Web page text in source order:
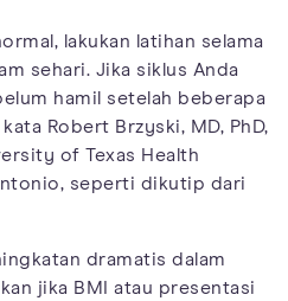
lakukan latihan selama
sehari. Jika siklus Anda
hamil setelah beberapa
Robert Brzyski, MD, PhD,
of Texas Health
seperti dikutip dari
dramatis dalam
jika BMI atau presentasi